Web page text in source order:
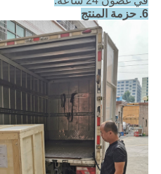
6. حزمة المنتج